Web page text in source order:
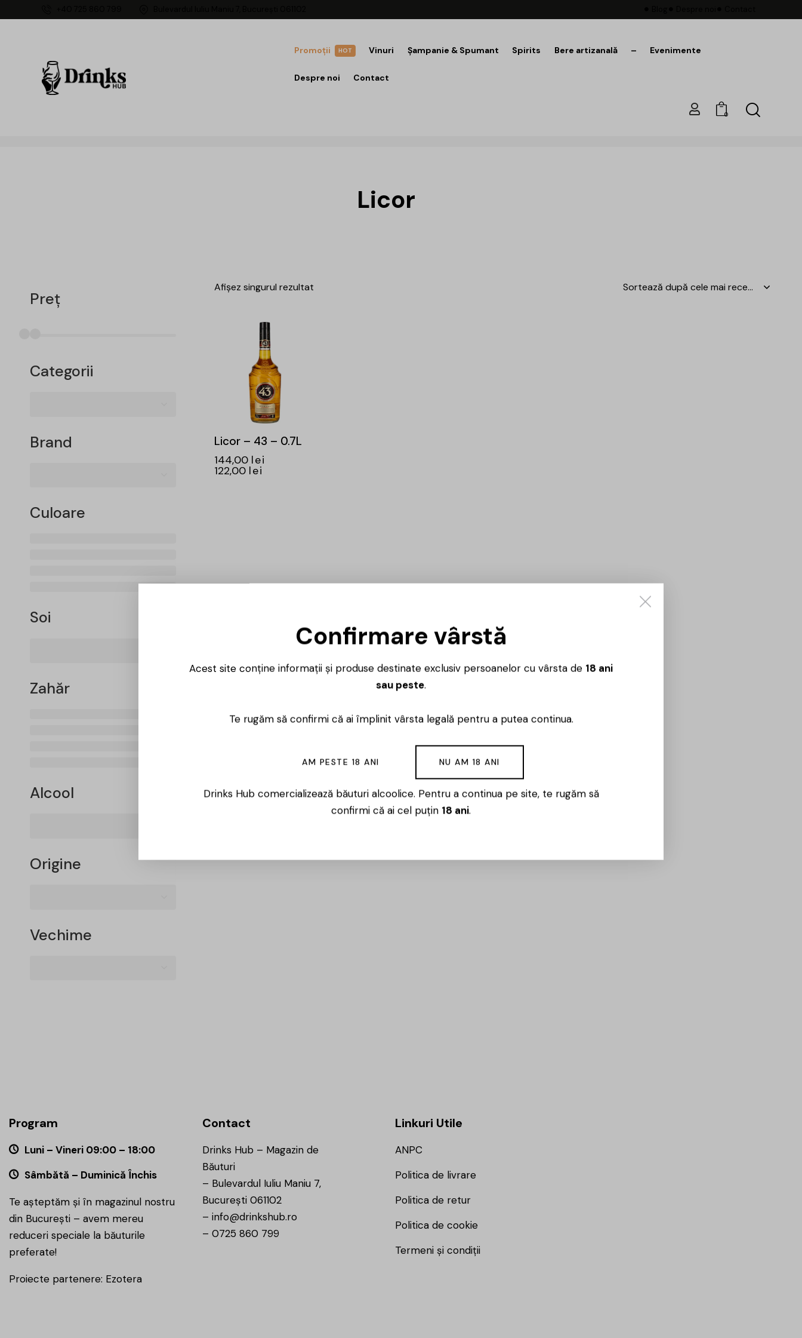
HOT
Promoții Vinuri Șampanie & Spumant Spirits Bere artizanală – Evenimente
Despre noi Contact
0
Licor
Afișez singurul rezultat
Licor – 43 – 0.7L
144,00 lei
122,00 lei
Preț
Categorii
Brand
Culoare
Soi
Zahăr
Alcool
Origine
Vechime
Program
Luni – Vineri 09:00 – 18:00
Sâmbătă – Duminică Închis
Te așteptăm și în magazinul nostru
din București – avem mereu
reduceri speciale la băuturile
preferate!
Proiecte partenere: Ezotera
Contact
Drinks Hub – Magazin de
Băuturi
– Bulevardul Iuliu Maniu 7,
București 061102
– info@drinkshub.ro
– 0725 860 799
Linkuri Utile
ANPC
Politica de livrare
Politica de retur
Politica de cookie
Termeni și condiții
Confirmare vârstă
Acest site conține informații și produse destinate exclusiv persoanelor cu vârsta de 18 ani
sau peste.
Te rugăm să confirmi că ai împlinit vârsta legală pentru a putea continua.
AM PESTE 18 ANI NU AM 18 ANI
Drinks Hub comercializează băuturi alcoolice. Pentru a continua pe site, te rugăm să
confirmi că ai cel puțin 18 ani.